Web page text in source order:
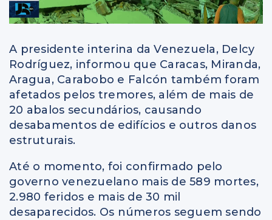
A presidente interina da Venezuela, Delcy
Rodríguez, informou que Caracas, Miranda,
Aragua, Carabobo e Falcón também foram
afetados pelos tremores, além de mais de
20 abalos secundários, causando
desabamentos de edifícios e outros danos
estruturais.
Até o momento, foi confirmado pelo
governo venezuelano mais de 589 mortes,
2.980 feridos e mais de 30 mil
desaparecidos. Os números seguem sendo